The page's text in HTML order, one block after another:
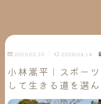
2019.02.10 2026.04.14
小林嵩平｜スポー
して生きる道を選